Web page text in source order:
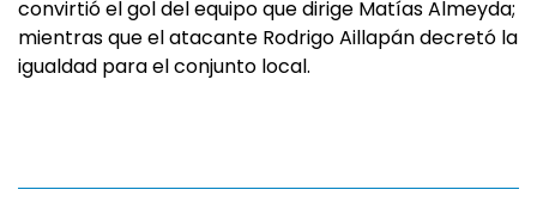
convirtió el gol del equipo que dirige Matías Almeyda;
mientras que el atacante Rodrigo Aillapán decretó la
igualdad para el conjunto local.